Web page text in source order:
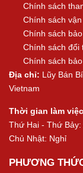
Chính sách
Chính sách
Chính sách
Chính sách đổi
Chính sách
Địa chỉ: Lũy Bán
Vietnam
Thời gian làm việc
Thứ Hai - Thứ
Chủ Nhật: Nghỉ
PHƯƠNG